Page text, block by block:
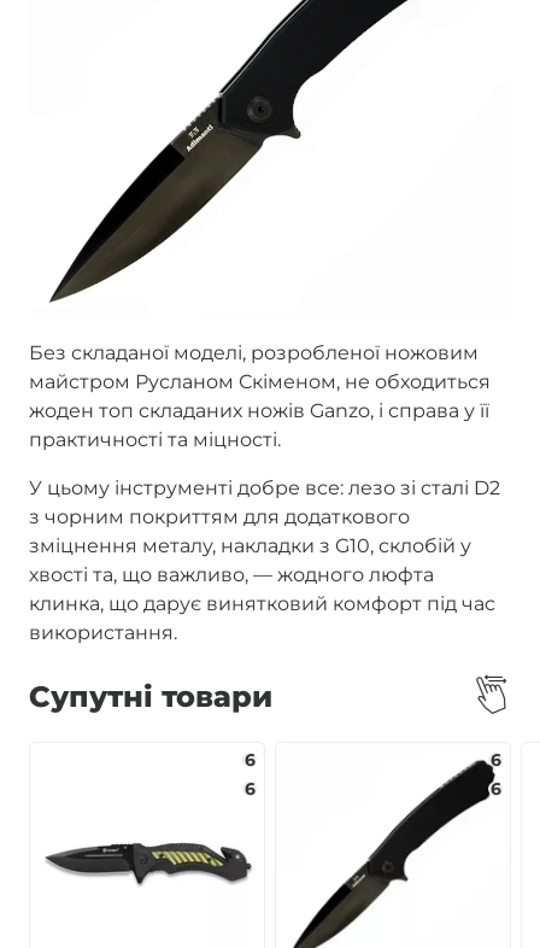
Без складаної моделі, розробленої ножовим
майстром Русланом Скіменом, не обходиться
жоден топ складаних ножів Ganzo, і справа у її
практичності та міцності.
У цьому інструменті добре все: лезо зі сталі D2
з чорним покриттям для додаткового
зміцнення металу, накладки з G10, склобій у
хвості та, що важливо, — жодного люфта
клинка, що дарує винятковий комфорт під час
використання.
Супутні товари
6
6
6
6